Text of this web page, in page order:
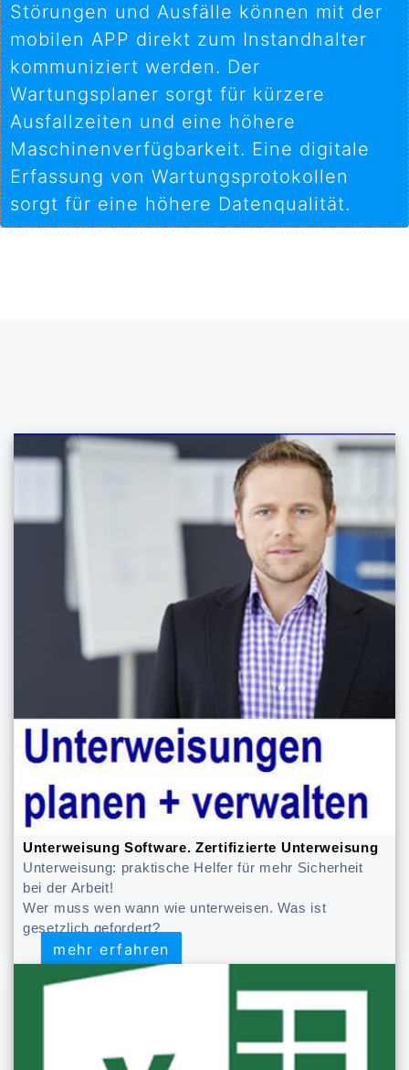
Störungen und Ausfälle können mit der
mobilen APP direkt zum Instandhalter
kommuniziert werden. Der
Wartungsplaner sorgt für kürzere
Ausfallzeiten und eine höhere
Maschinenverfügbarkeit. Eine digitale
Erfassung von Wartungsprotokollen
sorgt für eine höhere Datenqualität.
Unterweisung Software. Zertifizierte Unterweisung
Unterweisung: praktische Helfer für mehr Sicherheit
bei der Arbeit!
Wer muss wen wann wie unterweisen. Was ist
gesetzlich gefordert?
mehr erfahren
mehr erfahren